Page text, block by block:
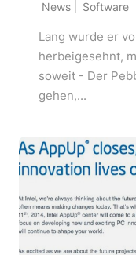
News
Software
Lang wurde er
herbeigesehnt,
soweit - Der
gehen,...